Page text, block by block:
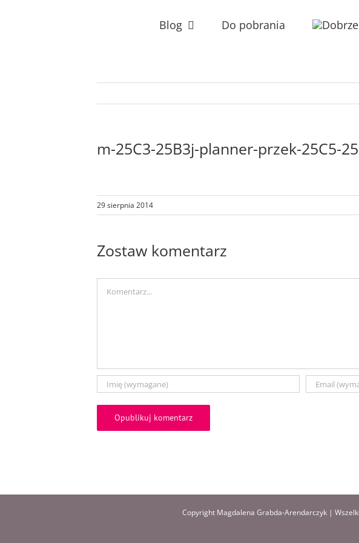
Blog Do pobrania
m-25C3-25B3j-planner-przek-25C5-
29 sierpnia 2014
Zostaw komentarz
Copyright Magdalena Grabda-Arendarczyk |